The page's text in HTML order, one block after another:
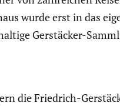
wurde erst in das
Gerstä­cker-
die Friedrich-